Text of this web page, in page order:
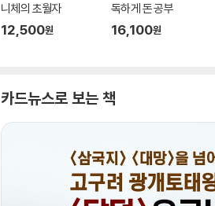
니체의 초월자
12,500원
독하게 돈 공부
16,100원
카드뉴스로 보는 책